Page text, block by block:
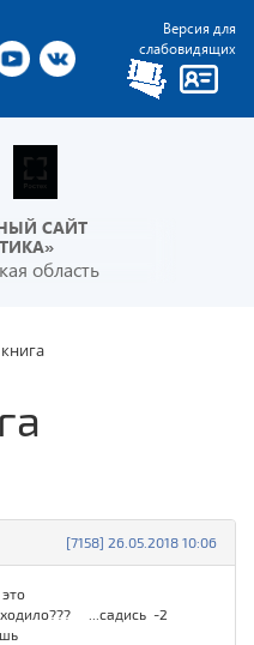
Версия для
слабовидящих
САЙТ
область
[7158] 26.05.2018 10:06
...садись -2